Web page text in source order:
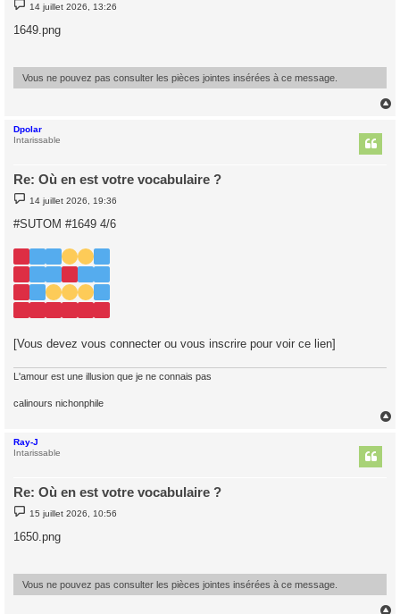
M
e
s
s
e
14 juillet 2026, 13:26
1649.png
Vous ne pouvez pas consulter les pièces jointes insérées à ce message.
Dpolar
Intarissable
Re: Où en est votre vocabulaire ?
M
e
s
s
g
14 juillet 2026, 19:36
#SUTOM #1649 4/6
[Vous devez vous connecter ou vous inscrire pour voir ce lien]
L'amour est une illusion que je ne connais pas
calinours nichonphile
Ray-J
Intarissable
Re: Où en est votre vocabulaire ?
M
e
s
s
e
15 juillet 2026, 10:56
1650.png
Vous ne pouvez pas consulter les pièces jointes insérées à ce message.